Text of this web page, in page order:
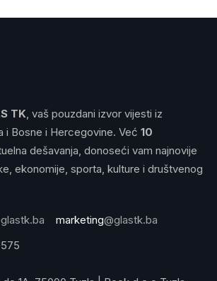
TK , vaš pouzdani izvor vijesti iz
i Bosne i Hercegovine. Već 10
dešavanja, donoseći vam najnovije
ekonomije, sporta, kulture i društvenog
marketing@glastk.ba